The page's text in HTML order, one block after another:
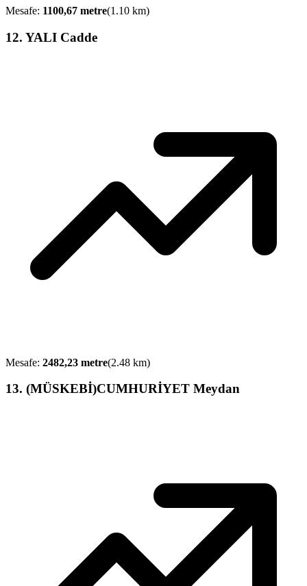
Mesafe: 1100,67 metre(1.10 km)
12. YALI Cadde
Mesafe: 2482,23 metre(2.48 km)
13. (MÜSKEBİ)CUMHURİYET Meydan